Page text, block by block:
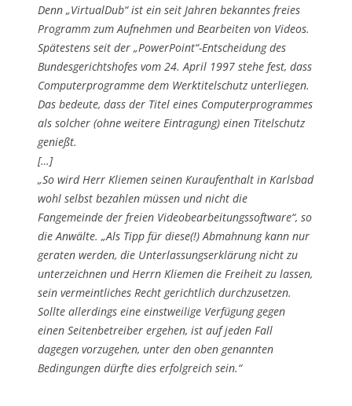
Denn „VirtualDub“ ist ein seit Jahren bekanntes freies
Programm zum Aufnehmen und Bearbeiten von Videos.
Spätestens seit der „PowerPoint“-Entscheidung des
Bundesgerichtshofes vom 24. April 1997 stehe fest, dass
Computerprogramme dem Werktitelschutz unterliegen.
Das bedeute, dass der Titel eines Computerprogrammes
als solcher (ohne weitere Eintragung) einen Titelschutz
genießt.
[…]
„So wird Herr Kliemen seinen Kuraufenthalt in Karlsbad
wohl selbst bezahlen müssen und nicht die
Fangemeinde der freien Videobearbeitungssoftware“, so
die Anwälte. „Als Tipp für diese(!) Abmahnung kann nur
geraten werden, die Unterlassungserklärung nicht zu
unterzeichnen und Herrn Kliemen die Freiheit zu lassen,
sein vermeintliches Recht gerichtlich durchzusetzen.
Sollte allerdings eine einstweilige Verfügung gegen
einen Seitenbetreiber ergehen, ist auf jeden Fall
dagegen vorzugehen, unter den oben genannten
Bedingungen dürfte dies erfolgreich sein.“